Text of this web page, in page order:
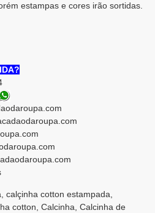
estampas e cores irão sortidas.
calçinha cotton estampada,
cotton, Calcinha, Calcinha de